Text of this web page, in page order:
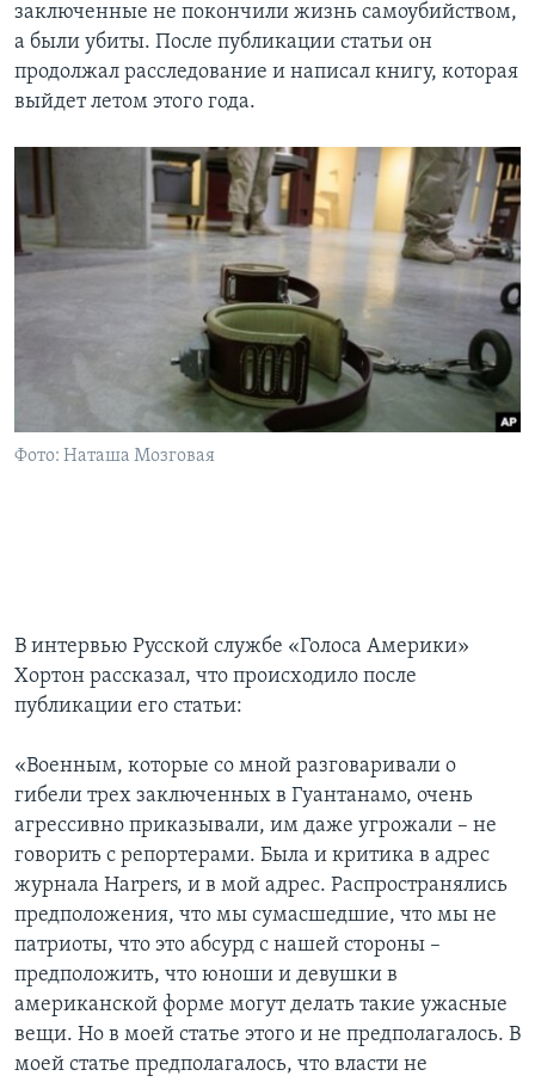
заключенные не покончили жизнь самоубийством,
а были убиты. После публикации статьи он
продолжал расследование и написал книгу, которая
выйдет летом этого года.
Фото: Наташа Мозговая
В интервью Русской службе «Голоса Америки»
Хортон рассказал, что происходило после
публикации его статьи:
«Военным, которые со мной разговаривали о
гибели трех заключенных в Гуантанамо, очень
агрессивно приказывали, им даже угрожали – не
говорить с репортерами. Была и критика в адрес
журнала Harpers, и в мой адрес. Распространялись
предположения, что мы сумасшедшие, что мы не
патриоты, что это абсурд с нашей стороны –
предположить, что юноши и девушки в
американской форме могут делать такие ужасные
вещи. Но в моей статье этого и не предполагалось. В
моей статье предполагалось, что власти не